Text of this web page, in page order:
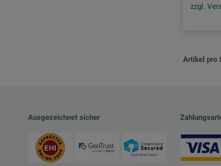
zzgl.
Artikel pro
Ausgezeichnet sicher